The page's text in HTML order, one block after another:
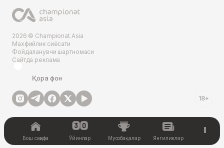
2026 © Championat.Asia
Махфийлик сиёсати
Фойдаланувчи шартномаси
Сайтда реклама
Қора фон
18+
Бош саҳифа Ўйинлар Мусобақалар Янгиликлар